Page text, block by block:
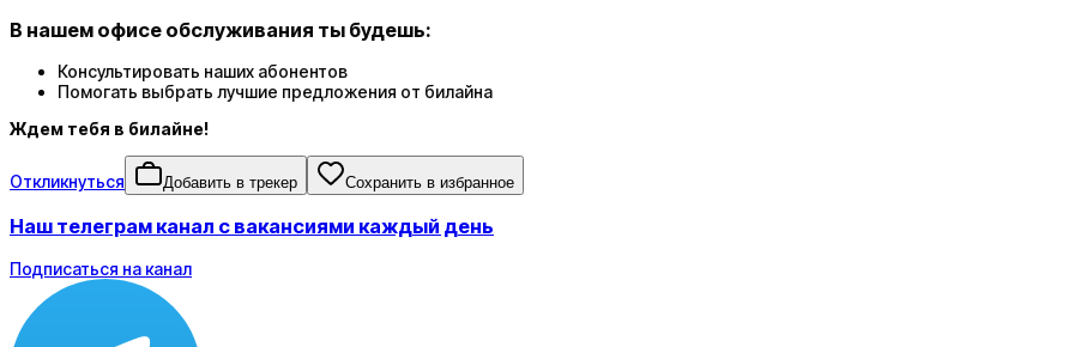
В нашем офисе обслуживания ты будешь:
Консультировать наших абонентов
Помогать выбрать лучшие предложения от билайна
Ждем тебя в билайне!
Откликнуться Добавить в трекер Сохранить в избранное
Наш телеграм канал с вакансиями каждый день
Подписаться на канал